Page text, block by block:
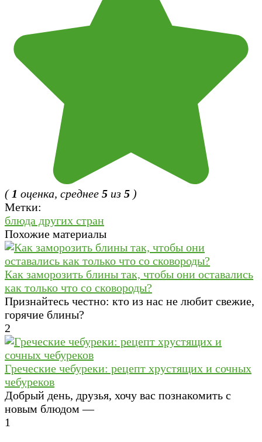
( 1 оценка, среднее 5 из 5 )
Метки:
блюда других стран
Похожие материалы
Как заморозить блины так, чтобы они оставались
как только что со сковороды?
Признайтесь честно: кто из нас не любит свежие,
горячие блины?
2
Греческие чебуреки: рецепт хрустящих и сочных
чебуреков
Добрый день, друзья, хочу вас познакомить с
новым блюдом —
1